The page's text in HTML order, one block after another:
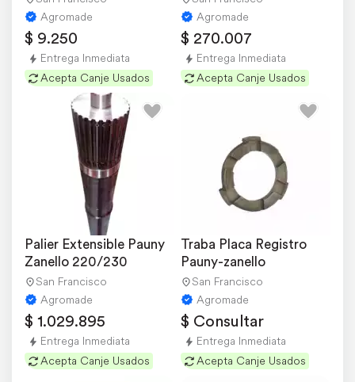
Agromade
$ 9.250
Entrega Inmediata
Acepta Canje Usados
Agromade
$ 270.007
Entrega Inmediata
Acepta Canje Usados
Palier Extensible Pauny
Zanello 220/230
San Francisco
Agromade
$ 1.029.895
Entrega Inmediata
Acepta Canje Usados
Traba Placa Registro
Pauny-zanello
San Francisco
Agromade
$ Consultar
Entrega Inmediata
Acepta Canje Usados